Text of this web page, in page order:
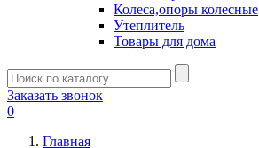
Колеса,опоры колесные
Утеплитель
Товары для дома
Заказать звонок
0
Главная